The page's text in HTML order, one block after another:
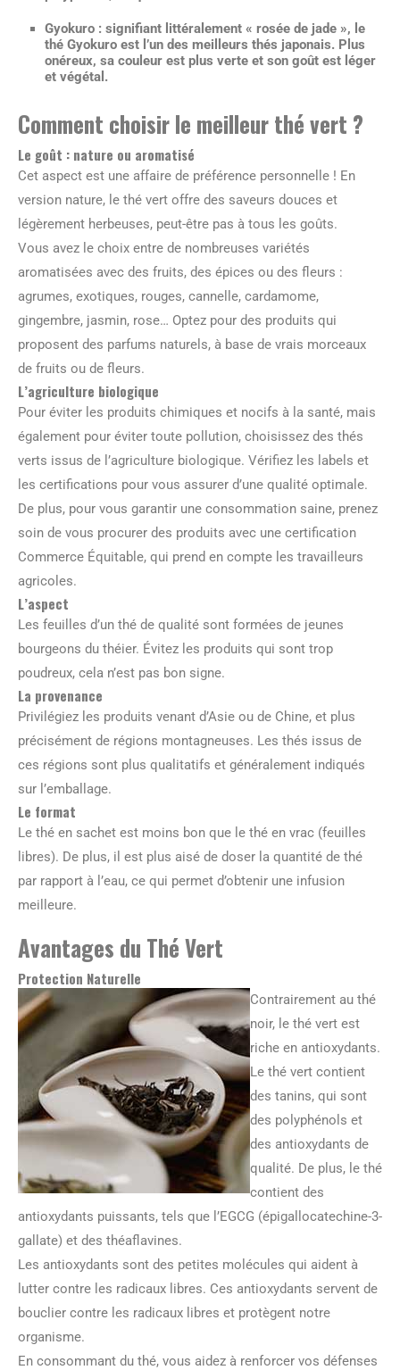
Gyokuro : signifiant littéralement « rosée de jade », le
thé Gyokuro est l’un des meilleurs thés japonais. Plus
onéreux, sa couleur est plus verte et son goût est léger
et végétal.
Comment choisir le meilleur thé vert ?
Le goût : nature ou aromatisé
Cet aspect est une affaire de préférence personnelle ! En
version nature, le thé vert offre des saveurs douces et
légèrement herbeuses, peut-être pas à tous les goûts.
Vous avez le choix entre de nombreuses variétés
aromatisées avec des fruits, des épices ou des fleurs :
agrumes, exotiques, rouges, cannelle, cardamome,
gingembre, jasmin, rose… Optez pour des produits qui
proposent des parfums naturels, à base de vrais morceaux
de fruits ou de fleurs.
L’agriculture biologique
Pour éviter les produits chimiques et nocifs à la santé, mais
également pour éviter toute pollution, choisissez des thés
verts issus de l’agriculture biologique. Vérifiez les labels et
les certifications pour vous assurer d’une qualité optimale.
De plus, pour vous garantir une consommation saine, prenez
soin de vous procurer des produits avec une certification
Commerce Équitable, qui prend en compte les travailleurs
agricoles.
L’aspect
Les feuilles d’un thé de qualité sont formées de jeunes
bourgeons du théier. Évitez les produits qui sont trop
poudreux, cela n’est pas bon signe.
La provenance
Privilégiez les produits venant d’Asie ou de Chine, et plus
précisément de régions montagneuses. Les thés issus de
ces régions sont plus qualitatifs et généralement indiqués
sur l’emballage.
Le format
Le thé en sachet est moins bon que le thé en vrac (feuilles
libres). De plus, il est plus aisé de doser la quantité de thé
par rapport à l’eau, ce qui permet d’obtenir une infusion
meilleure.
Avantages du Thé Vert
Protection Naturelle
Contrairement au thé
noir, le thé vert est
riche en antioxydants.
Le thé vert contient
des tanins, qui sont
des polyphénols et
des antioxydants de
qualité. De plus, le thé
contient des
antioxydants puissants, tels que l’EGCG (épigallocatechine-3-
gallate) et des théaflavines.
Les antioxydants sont des petites molécules qui aident à
lutter contre les radicaux libres. Ces antioxydants servent de
bouclier contre les radicaux libres et protègent notre
organisme.
En consommant du thé, vous aidez à renforcer vos défenses